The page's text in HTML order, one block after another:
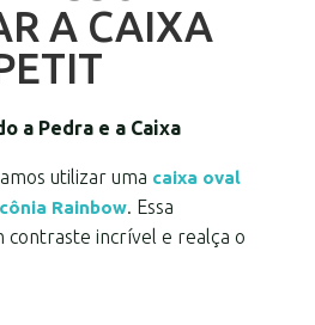
A CAIXA
a Pedra e a Caixa
utilizar uma caixa oval
Rainbow. Essa
contraste incrível e realça o